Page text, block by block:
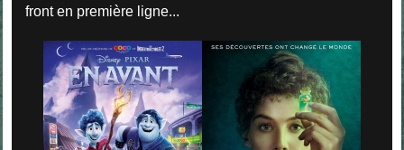
front en première ligne...